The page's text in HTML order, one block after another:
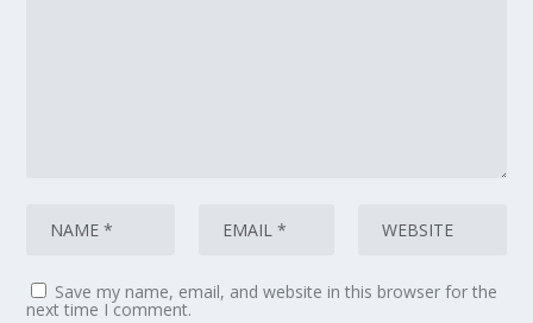
Save my name, email, and website in this browser for the
next time I comment.